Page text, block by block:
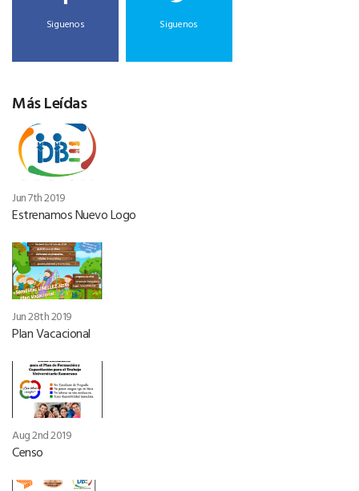
Siguenos Siguenos
Más Leídas
Jun 7th 2019
Estrenamos Nuevo Logo
Jun 28th 2019
Plan Vacacional
Aug 2nd 2019
Censo